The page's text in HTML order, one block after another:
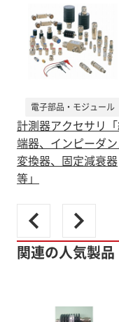
電子部品・モジュール
計測器アクセサリ
端器、インピーダ
変換器、固定減衰器
等」
関連の人気製品